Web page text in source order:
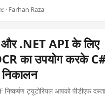
Character Recognition
वाले पाठ निकालने के लिए Aspose
· Farhan Raza
.NET API के लिए
का उपयोग करके
ट्यूटोरियल आपको पीडीएफ